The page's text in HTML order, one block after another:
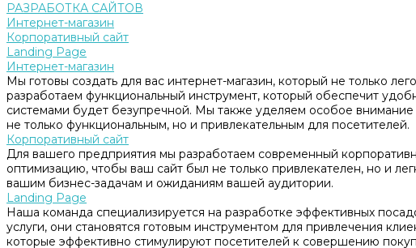
РАЗРАБОТКА САЙТОВ
Интернет-магазин
Корпоративный сайт
Landing Page
Интернет-магазин
Мы готовы создать для вас интернет-магазин, который не только
разработаем функциональный инструмент, который обеспечит
системами будет безупречной. Мы также уделяем особое внимание
не только функциональным, но и привлекательным для посетителей.
Корпоративный сайт
Для вашего предприятия мы разработаем современный
оптимизацию, чтобы ваш сайт был не только привлекателен, но и
вашим бизнес-задачам и ожиданиям вашей аудитории.
Landing Page
Наша команда специализируется на разработке эффективных
услуги, они становятся готовым инструментом для привлечения
которые эффективно стимулируют посетителей к совершению